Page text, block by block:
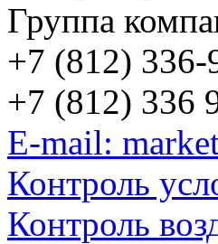
Группа
+7 (812)
+7 (812) 336
E-mail:
Контроль
Контроль